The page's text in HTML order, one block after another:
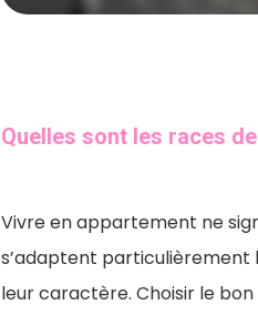
Quelles sont les races
Vivre en appartement ne
s’adaptent particulièrement
leur caractère. Choisir le